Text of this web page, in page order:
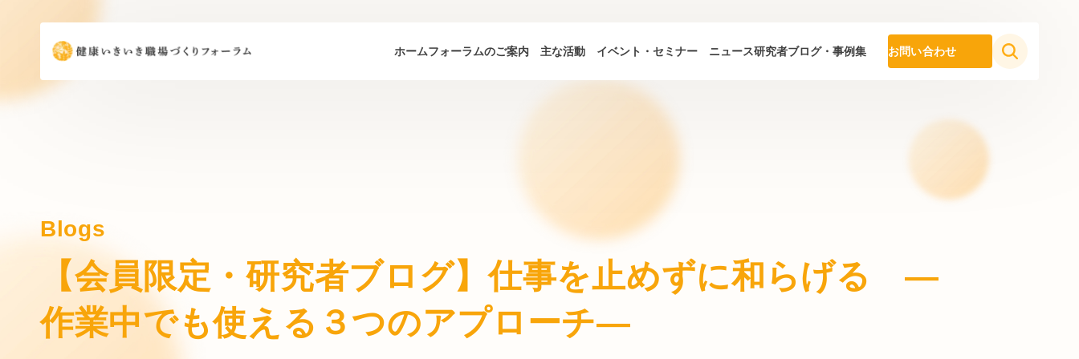
ホームフォーラムのご案内 主な活動 イベント・セミナー ニュース研究者ブログ・事例集 お問い合わせ
Blogs
【会員限定・研究者ブログ】仕事を止めずに和らげる ―
作業中でも使える３つのアプローチ―